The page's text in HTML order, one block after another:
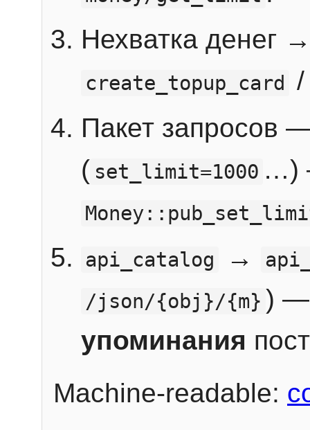
Нехватка денег
create_topup_card
Пакет запросов
( set_limit=1000 …)
api_catalog
→
/json/{obj}/{m} ) —
упоминания
Machine-readable: